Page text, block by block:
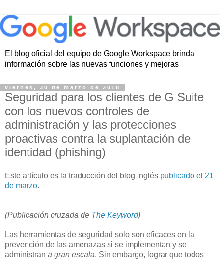
El blog oficial del equipo de Google Workspace brinda
información sobre las nuevas funciones y mejoras
viernes, 30 de marzo de 2018
Seguridad para los clientes de G Suite
con los nuevos controles de
administración y las protecciones
proactivas contra la suplantación de
identidad (phishing)
Este artículo es la traducción del blog inglés publicado el 21
de marzo.
(Publicación cruzada de The Keyword)
Las herramientas de seguridad solo son eficaces en la
prevención de las amenazas si se implementan y se
administran a gran escala. Sin embargo, lograr que todos